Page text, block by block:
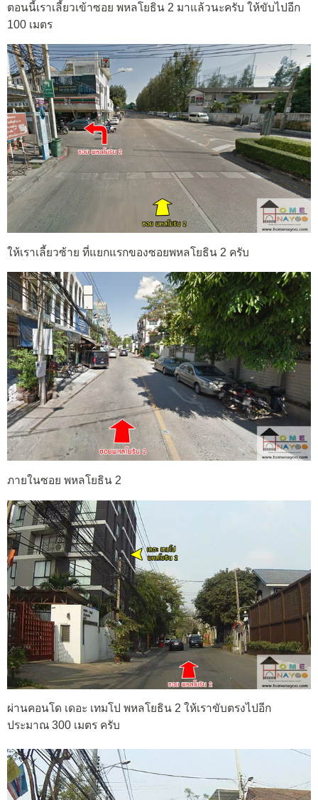
ตอนนี้เราเลี้ยวเข้าซอย พหลโยธิน 2 มาแล้วนะครับ ให้ขับไปอีก
100 เมตร
ให้เราเลี้ยวซ้าย ที่แยกแรกของซอยพหลโยธิน 2 ครับ
ภายในซอย พหลโยธิน 2
ผ่านคอนโด เดอะ เทมโป พหลโยธิน 2 ให้เราขับตรงไปอีก
ประมาณ 300 เมตร ครับ